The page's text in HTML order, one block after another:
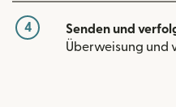
4 Senden und
Überweisung und